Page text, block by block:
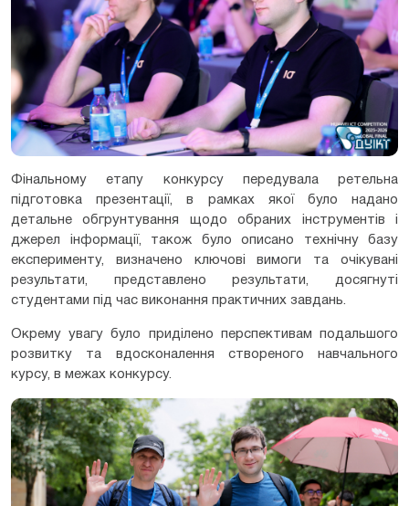
Фінальному етапу конкурсу передувала ретельна
підготовка презентації, в рамках якої було надано
детальне обгрунтування щодо обраних інструментів і
джерел інформації, також було описано технічну базу
експерименту, визначено ключові вимоги та очікувані
результати, представлено результати, досягнуті
студентами під час виконання практичних завдань.
Окрему увагу було приділено перспективам подальшого
розвитку та вдосконалення створеного навчального
курсу, в межах конкурсу.